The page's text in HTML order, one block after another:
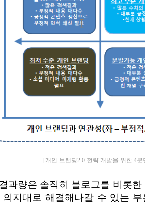
[개인 브랜딩2.0 전략 개발을 위한 4분
과량은 솔직히 블로그를 비롯
의지대로 해결해나갈 수 있는 부